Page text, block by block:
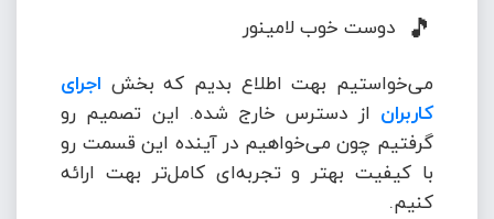
🎵 دوست خوب لامینور
می‌خواستیم بهت اطلاع بدیم که بخش اجرای
کاربران از دسترس خارج شده. این تصمیم رو
گرفتیم چون می‌خواهیم در آینده این قسمت رو
با کیفیت بهتر و تجربه‌ای کامل‌تر بهت ارائه
کنیم.